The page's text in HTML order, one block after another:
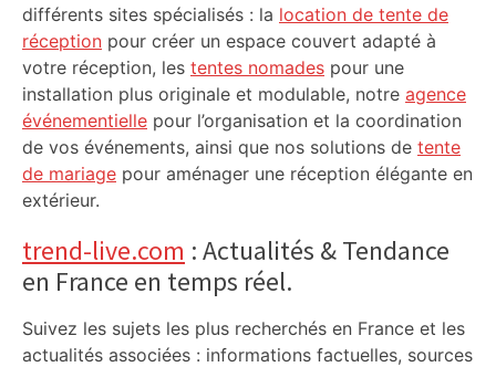
différents sites spécialisés : la location de tente de
réception pour créer un espace couvert adapté à
votre réception, les tentes nomades pour une
installation plus originale et modulable, notre agence
événementielle pour l’organisation et la coordination
de vos événements, ainsi que nos solutions de tente
de mariage pour aménager une réception élégante en
extérieur.
trend-live.com : Actualités & Tendance
en France en temps réel.
Suivez les sujets les plus recherchés en France et les
actualités associées : informations factuelles, sources